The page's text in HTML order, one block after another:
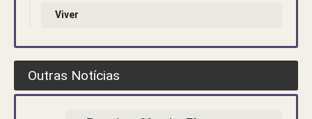
Viver
Outras Notícias